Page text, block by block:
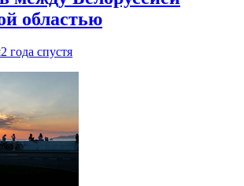
областью
2 года спустя